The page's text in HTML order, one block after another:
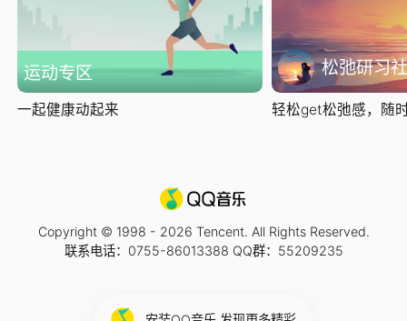
运动专区
一起健康动起来
松弛研习社
轻松get松弛感，随
Copyright © 1998 - 2026 Tencent. All Rights Reserved.
联系电话：0755-86013388 QQ群：55209235